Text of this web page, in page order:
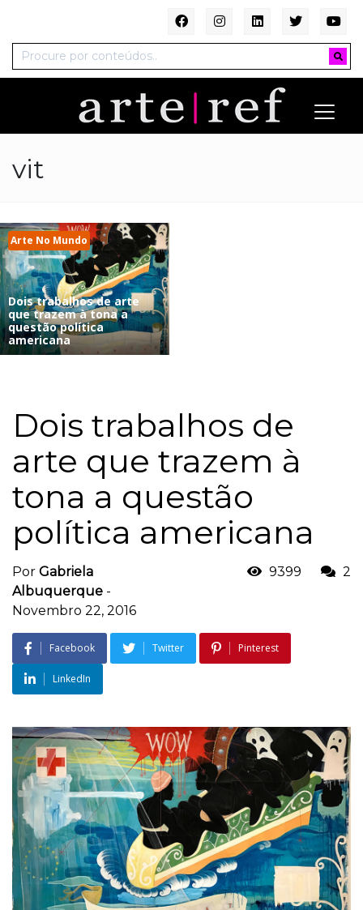
vit
Arte No Mundo
Dois trabalhos de arte
que trazem à tona a
questão política
americana
Dois trabalhos de
arte que trazem à
tona a questão
política americana
Por Gabriela
Albuquerque -
Novembro 22, 2016
9399 2
Facebook Twitter Pinterest
LinkedIn